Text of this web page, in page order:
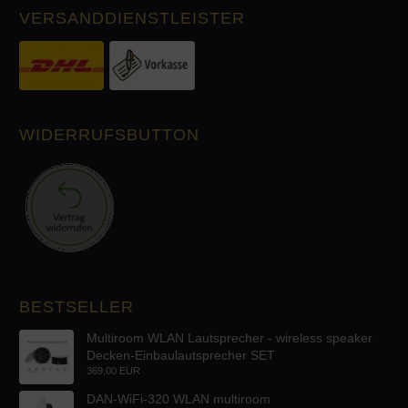
VERSANDDIENSTLEISTER
WIDERRUFSBUTTON
BESTSELLER
Multiroom WLAN Lautsprecher - wireless speaker
Decken-Einbaulautsprecher SET
369,00 EUR
DAN-WiFi-320 WLAN multiroom